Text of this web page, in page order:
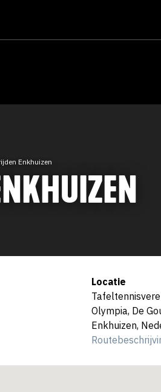
Enkhuizen
Locatie
Olympia, De
Enkhuizen,